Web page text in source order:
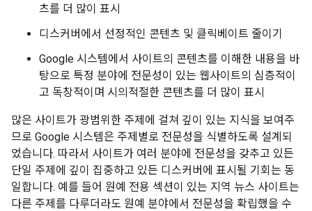
츠를 더 많이 표시
디스커버에서 선정적인 콘텐츠 및 클릭베이트 줄이기
Google 시스템에서 사이트의 콘텐츠를 이해한 내용을 바
탕으로 특정 분야에 전문성이 있는 웹사이트의 심층적이
고 독창적이며 시의적절한 콘텐츠를 더 많이 표시
많은 사이트가 광범위한 주제에 걸쳐 깊이 있는 지식을 보여주
므로 Google 시스템은 주제별로 전문성을 식별하도록 설계되
었습니다. 따라서 사이트가 여러 분야에 전문성을 갖추고 있든
단일 주제에 깊이 집중하고 있든 디스커버에 표시될 기회는 동
일합니다. 예를 들어 원예 전용 섹션이 있는 지역 뉴스 사이트는
다른 주제를 다루더라도 원예 분야에서 전문성을 확립했을 수